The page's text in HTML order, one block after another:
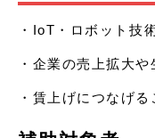
・IoT・ロボット技
・企業の売上拡大や
・賃上げにつなげる